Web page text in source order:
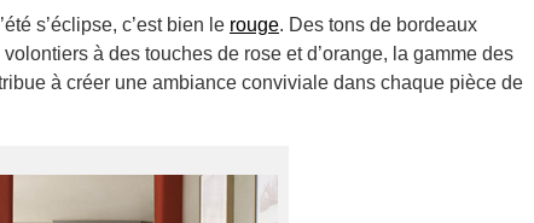
s’éclipse, c’est bien le rouge. Des tons de bordeaux
à des touches de rose et d’orange, la gamme des
à créer une ambiance conviviale dans chaque pièce de